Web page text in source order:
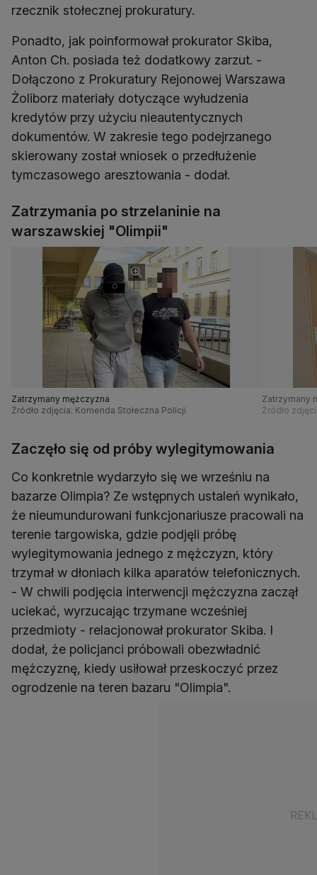
rzecznik stołecznej prokuratury.
Ponadto, jak poinformował prokurator Skiba,
Anton Ch. posiada też dodatkowy zarzut. -
Dołączono z Prokuratury Rejonowej Warszawa
Żoliborz materiały dotyczące wyłudzenia
kredytów przy użyciu nieautentycznych
dokumentów. W zakresie tego podejrzanego
skierowany został wniosek o przedłużenie
tymczasowego aresztowania - dodał.
Zatrzymania po strzelaninie na
warszawskiej "Olimpii"
Zatrzymany mężczyzna
Źródło zdjęcia: Komenda Stołeczna Policji
Zatrzymany
Źródło
Zaczęło się od próby wylegitymowania
Co konkretnie wydarzyło się we wrześniu na
bazarze Olimpia? Ze wstępnych ustaleń wynikało,
że nieumundurowani funkcjonariusze pracowali na
terenie targowiska, gdzie podjęli próbę
wylegitymowania jednego z mężczyzn, który
trzymał w dłoniach kilka aparatów telefonicznych.
- W chwili podjęcia interwencji mężczyzna zaczął
uciekać, wyrzucając trzymane wcześniej
przedmioty - relacjonował prokurator Skiba. I
dodał, że policjanci próbowali obezwładnić
mężczyznę, kiedy usiłował przeskoczyć przez
ogrodzenie na teren bazaru "Olimpia".